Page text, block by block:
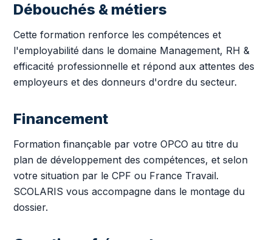
Débouchés & métiers
Cette formation renforce les compétences et
l'employabilité dans le domaine Management, RH &
efficacité professionnelle et répond aux attentes des
employeurs et des donneurs d'ordre du secteur.
Financement
Formation finançable par votre OPCO au titre du
plan de développement des compétences, et selon
votre situation par le CPF ou France Travail.
SCOLARIS vous accompagne dans le montage du
dossier.